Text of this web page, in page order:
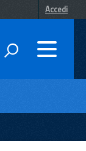
Accedi